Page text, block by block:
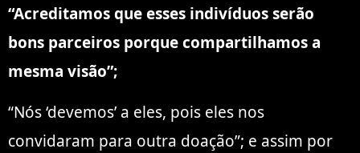
“Acreditamos que esses indivíduos serão
bons parceiros porque compartilhamos a
mesma visão”;
“Nós ‘devemos’ a eles, pois eles nos
convidaram para outra doação”; e assim por